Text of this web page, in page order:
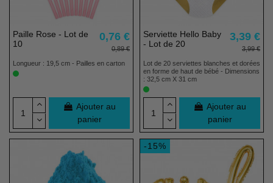
Paille Rose - Lot de
10
0,76 €
0,89 €
Longueur : 19,5 cm - Pailles en carton
Ajouter au
panier
Serviette Hello Baby
- Lot de 20
3,39 €
3,99 €
Lot de 20 serviettes blanches et dorées
en forme de haut de bébé - Dimensions
: 32,5 cm X 31 cm
Ajouter au
panier
-15%